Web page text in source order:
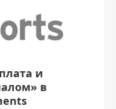
и
в